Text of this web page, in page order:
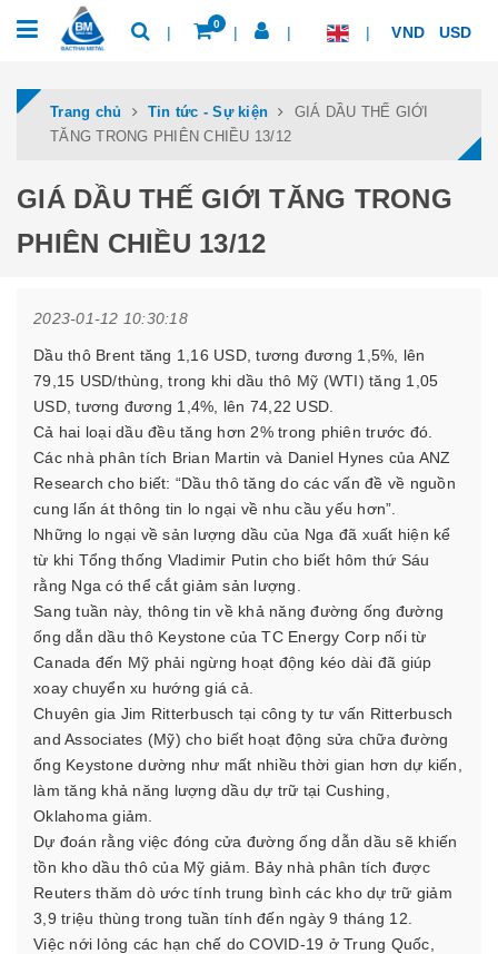
0 VND USD
Trang chủ Tin tức - Sự kiện
GIÁ DẦU THẾ GIỚI
TĂNG TRONG PHIÊN CHIỀU 13/12
GIÁ DẦU THẾ GIỚI TĂNG TRONG
PHIÊN CHIỀU 13/12
2023-01-12 10:30:18
Dầu thô Brent tăng 1,16 USD, tương đương 1,5%, lên
79,15 USD/thùng, trong khi dầu thô Mỹ (WTI) tăng 1,05
USD, tương đương 1,4%, lên 74,22 USD.
Cả hai loại dầu đều tăng hơn 2% trong phiên trước đó.
Các nhà phân tích Brian Martin và Daniel Hynes của ANZ
Research cho biết: “Dầu thô tăng do các vấn đề về nguồn
cung lấn át thông tin lo ngại về nhu cầu yếu hơn”.
Những lo ngại về sản lượng dầu của Nga đã xuất hiện kể
từ khi Tổng thống Vladimir Putin cho biết hôm thứ Sáu
rằng Nga có thể cắt giảm sản lượng.
Sang tuần này, thông tin về khả năng đường ống đường
ống dẫn dầu thô Keystone của TC Energy Corp nối từ
Canada đến Mỹ phải ngừng hoạt động kéo dài đã giúp
xoay chuyển xu hướng giá cả.
Chuyên gia Jim Ritterbusch tại công ty tư vấn Ritterbusch
and Associates (Mỹ) cho biết hoạt động sửa chữa đường
ống Keystone dường như mất nhiều thời gian hơn dự kiến,
làm tăng khả năng lượng dầu dự trữ tại Cushing,
Oklahoma giảm.
Dự đoán rằng việc đóng cửa đường ống dẫn dầu sẽ khiến
tồn kho dầu thô của Mỹ giảm. Bảy nhà phân tích được
Reuters thăm dò ước tính trung bình các kho dự trữ giảm
3,9 triệu thùng trong tuần tính đến ngày 9 tháng 12.
Việc nới lỏng các hạn chế do COVID-19 ở Trung Quốc,